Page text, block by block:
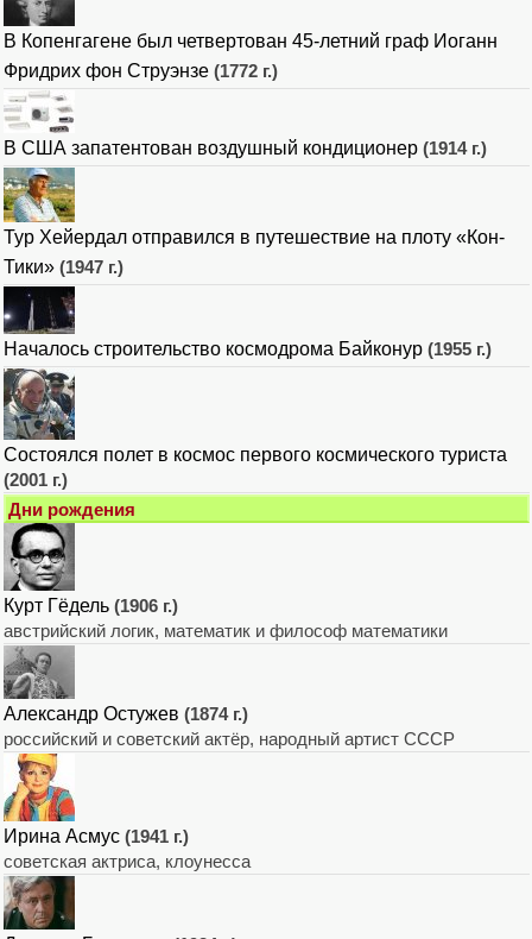
В Копенгагене был четвертован 45-летний граф Иоганн
Фридрих фон Струэнзе (1772 г.)
В США запатентован воздушный кондиционер (1914 г.)
Тур Хейердал отправился в путешествие на плоту «Кон-
Тики» (1947 г.)
Началось строительство космодрома Байконур (1955 г.)
Состоялся полет в космос первого космического туриста
(2001 г.)
Дни рождения
Курт Гёдель (1906 г.)
австрийский логик, математик и философ математики
Александр Остужев (1874 г.)
российский и советский актёр, народный артист СССР
Ирина Асмус (1941 г.)
советская актриса, клоунесса